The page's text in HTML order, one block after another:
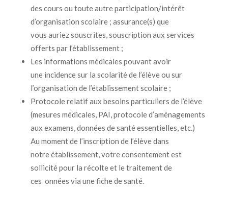
des cours ou toute autre participation/intérêt
d’organisation scolaire ; assurance(s) que
vous auriez souscrites, souscription aux services
offerts par l’établissement ;
Les informations médicales pouvant avoir
une incidence sur la scolarité de l’élève ou sur
l’organisation de l’établissement scolaire ;
Protocole relatif aux besoins particuliers de l’élève
(mesures médicales, PAI, protocole d’aménagements
aux examens, données de santé essentielles, etc.)
Au moment de l’inscription de l’élève dans
notre établissement, votre consentement est
sollicité pour la récolte et le traitement de
ces onnées via une fiche de santé.